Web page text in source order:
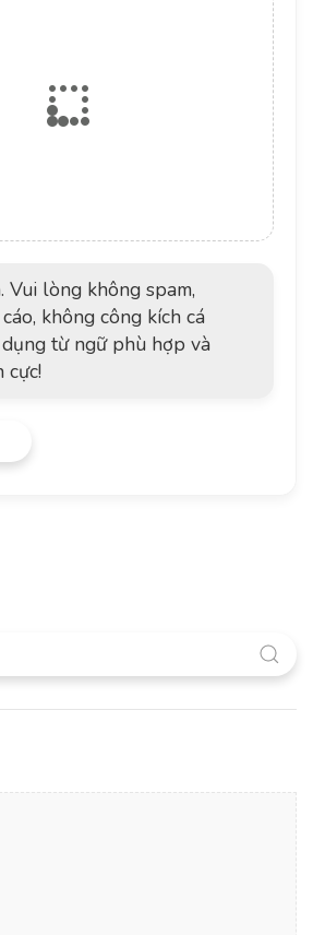
Vui lòng không spam,
không công kích cá
từ ngữ phù hợp và
cực!